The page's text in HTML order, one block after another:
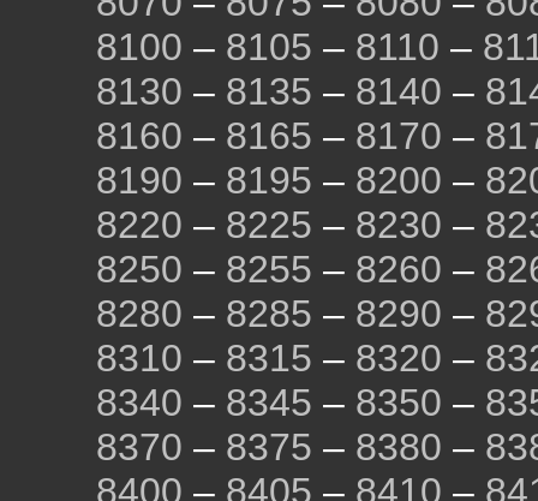
8100 – 8105 – 8110 –
8130 – 8135 – 8140 –
8160 – 8165 – 8170 –
8190 – 8195 – 8200 –
8220 – 8225 – 8230 –
8250 – 8255 – 8260 –
8280 – 8285 – 8290 –
8310 – 8315 – 8320 –
8340 – 8345 – 8350 –
8370 – 8375 – 8380 –
8400 – 8405 – 8410 –